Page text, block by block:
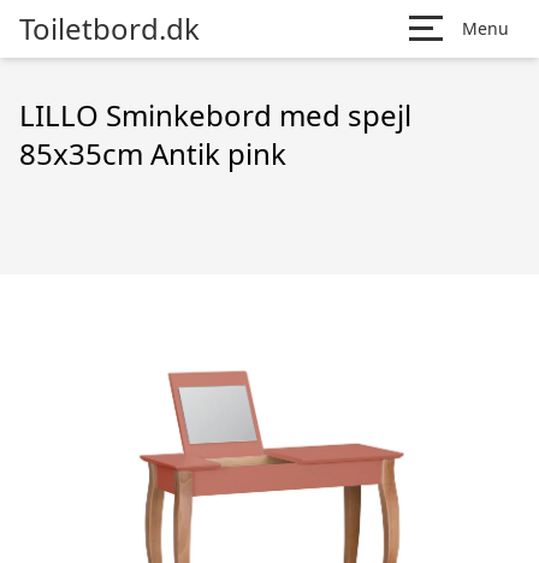
Toiletbord.dk Menu
LILLO Sminkebord med spejl
85x35cm Antik pink